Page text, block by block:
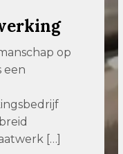
op
een
[…]